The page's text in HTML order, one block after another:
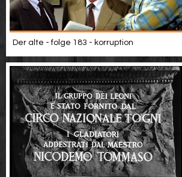
Der alte - folge 183 - korruption